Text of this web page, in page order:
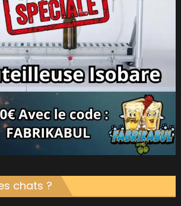
chats ?